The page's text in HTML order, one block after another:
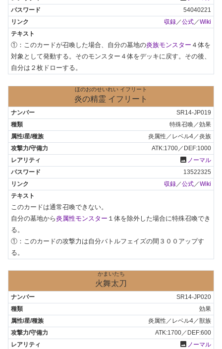
54040221
収録／公式／Wiki
①：このカードが召喚した場合、自分の墓地の炎族モンスター ４体を
対象として発動する。そのモンスター４体をデッキに戻す。その後、
自分は２枚ドローする。
ほのおのせいれい イフリート
炎の精霊 イフリート
SR14-JP019
特殊召喚／効果
炎属性／レベル4／炎族
ATK:1700／DEF:1000
photo ノーマル
13522325
収録 ／公式 ／Wiki
このカードは通常召喚できない。
自分の墓地から炎属性モンスター １体を除外した場合に特殊召喚でき
る。
①：このカードの攻撃力は自分バトルフェイズの間３００アップす
る。
かまいたち
火舞太刀
SR14-JP020
効果
炎属性／レベル4／獣族
ATK:1700／DEF:600
photo ノーマル